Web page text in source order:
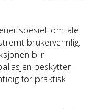
spesiell omtale.
brukervennlig.
blir
beskytter
for praktisk